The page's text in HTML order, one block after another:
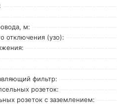
м:
отключения (узо):
фильтр:
розеток:
розеток с заземлением: